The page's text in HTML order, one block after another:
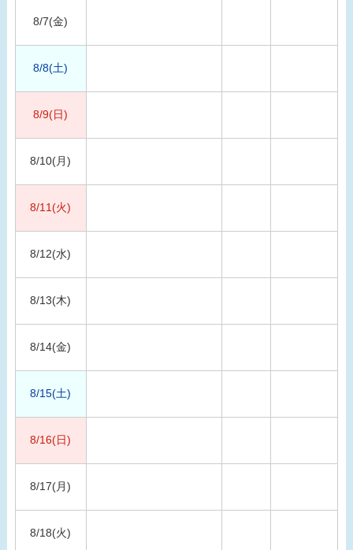
8/7(金)
8/8(土)
8/9(日)
8/10(月)
8/11(火)
8/12(水)
8/13(木)
8/14(金)
8/15(土)
8/16(日)
8/17(月)
8/18(火)